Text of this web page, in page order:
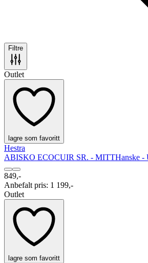
Filtre
Outlet
lagre som favoritt
Hestra
ABISKO ECOCUIR SR. - MITTHanske -
849,-
Anbefalt pris: 1 199,-
Outlet
lagre som favoritt